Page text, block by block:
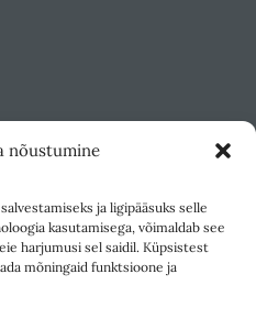
nõustumine
ja ligipääsuks selle
kasutamisega, võimaldab see
harjumusi sel saidil. Küpsistest
mõningaid funktsioone ja